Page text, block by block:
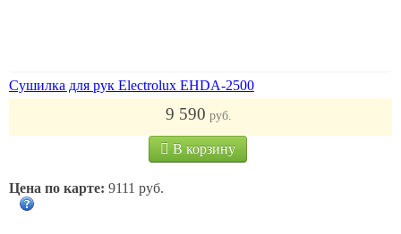
Cушилка для рук Electrolux EHDA-2500
9 590 руб.
В корзину
Цена по карте: 9111 руб.